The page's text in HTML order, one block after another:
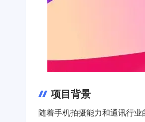
项目背景
随着手机拍摄能力和通讯行